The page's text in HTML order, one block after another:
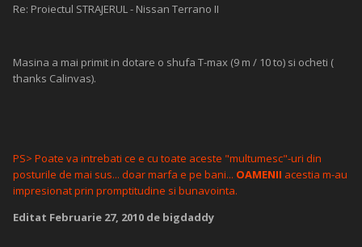
Re: Proiectul STRAJERUL - Nissan Terrano II
Masina a mai primit in dotare o shufa T-max (9 m / 10 to) si ocheti (
thanks Calinvas).
PS> Poate va intrebati ce e cu toate aceste "multumesc"-uri din
posturile de mai sus... doar marfa e pe bani... OAMENII acestia m-au
impresionat prin promptitudine si bunavointa.
Editat Februarie 27, 2010 de bigdaddy